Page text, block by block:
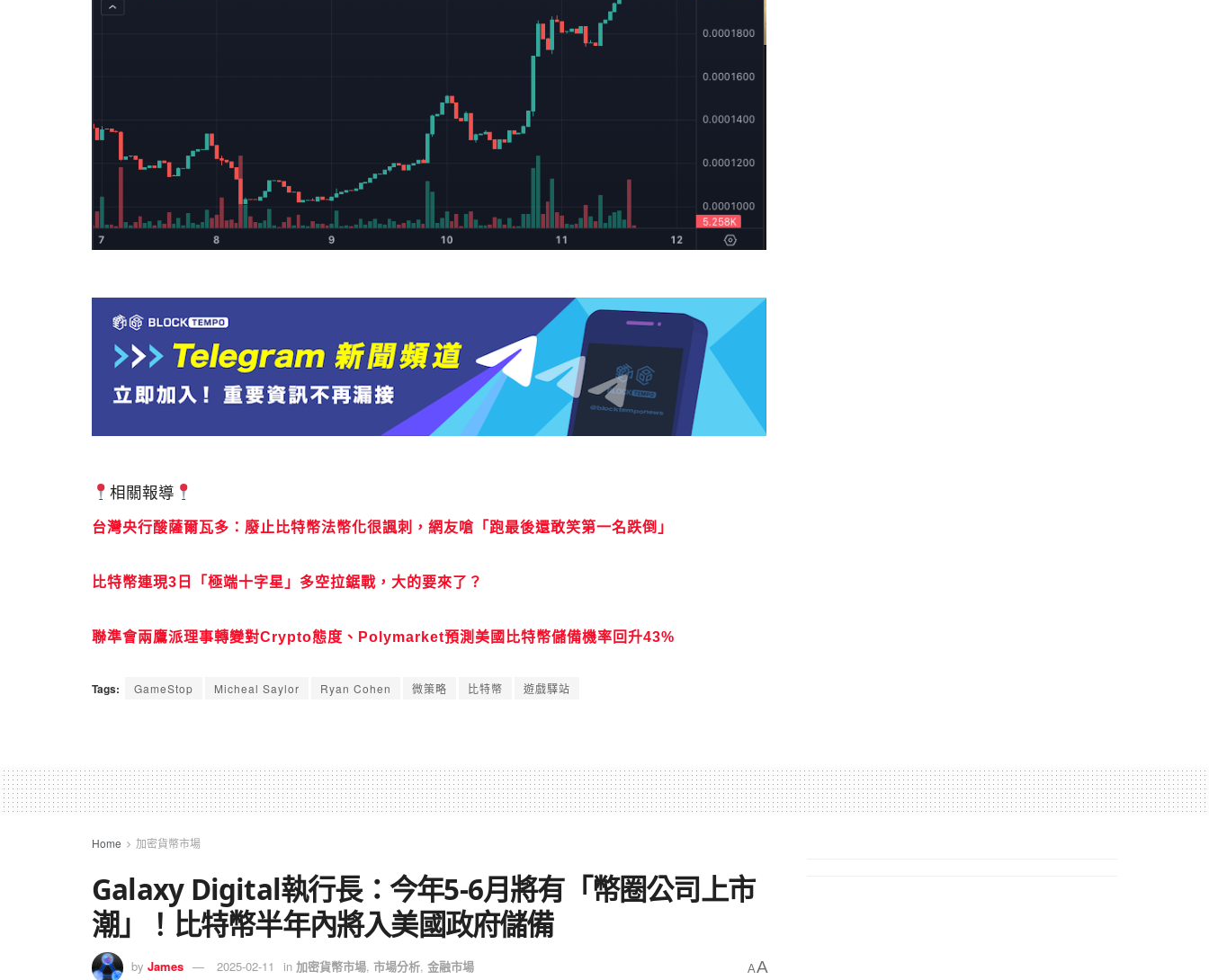
相關報導
台灣央行酸薩爾瓦多：廢止比特幣法幣化很諷刺，網友嗆「跑最後還敢笑第一名跌倒」
比特幣連現3日「極端十字星」多空拉鋸戰，大的要來了？
聯準會兩鷹派理事轉變對Crypto態度、Polymarket預測美國比特幣儲備機率回升43%
Tags: GameStop Micheal Saylor Ryan Cohen 微策略 比特幣 遊戲驛站
Home 加密貨幣市場
Galaxy Digital執行長：今年5-6月將有「幣圈公司上市
潮」！比特幣半年內將入美國政府儲備
by James 2025-02-11 in 加密貨幣市場, 市場分析, 金融市場 AA